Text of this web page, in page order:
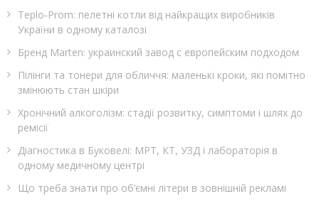
Teplo‑Prom: пелетні котли від найкращих виробників
України в одному каталозі
Бренд Marten: украинский завод с европейским подходом
Пілінги та тонери для обличчя: маленькі кроки, які помітно
змінюють стан шкіри
Хронічний алкоголізм: стадії розвитку, симптоми і шлях до
ремісії
Діагностика в Буковелі: МРТ, КТ, УЗД і лабораторія в
одному медичному центрі
Що треба знати про об’ємні літери в зовнішній рекламі